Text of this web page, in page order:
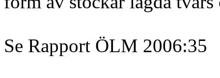
Se Rapport ÖLM 2006:35